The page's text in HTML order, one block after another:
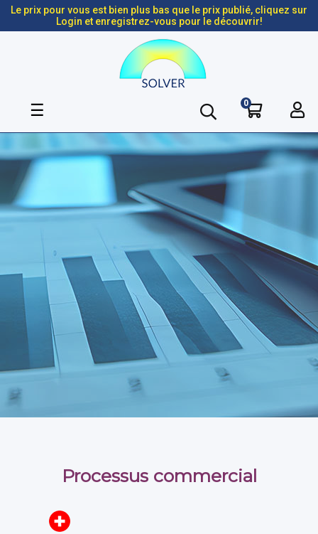
Le prix pour vous est bien plus bas que le prix publié, cliquez sur
Login et enregistrez-vous pour le découvrir!
Basculer
navigation
☰ 0
Processus commercial